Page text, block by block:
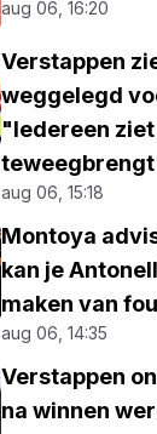
aug 06, 16:20
Verstappen
weggelegd
"Iedereen
aug 06, 15:18
Montoya
kan je
maken van
aug 06, 14:35
Verstappen
na winnen